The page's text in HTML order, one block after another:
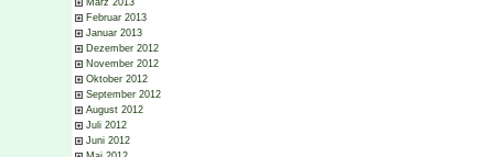
März 2013
Februar 2013
Januar 2013
Dezember 2012
November 2012
Oktober 2012
September 2012
August 2012
Juli 2012
Juni 2012